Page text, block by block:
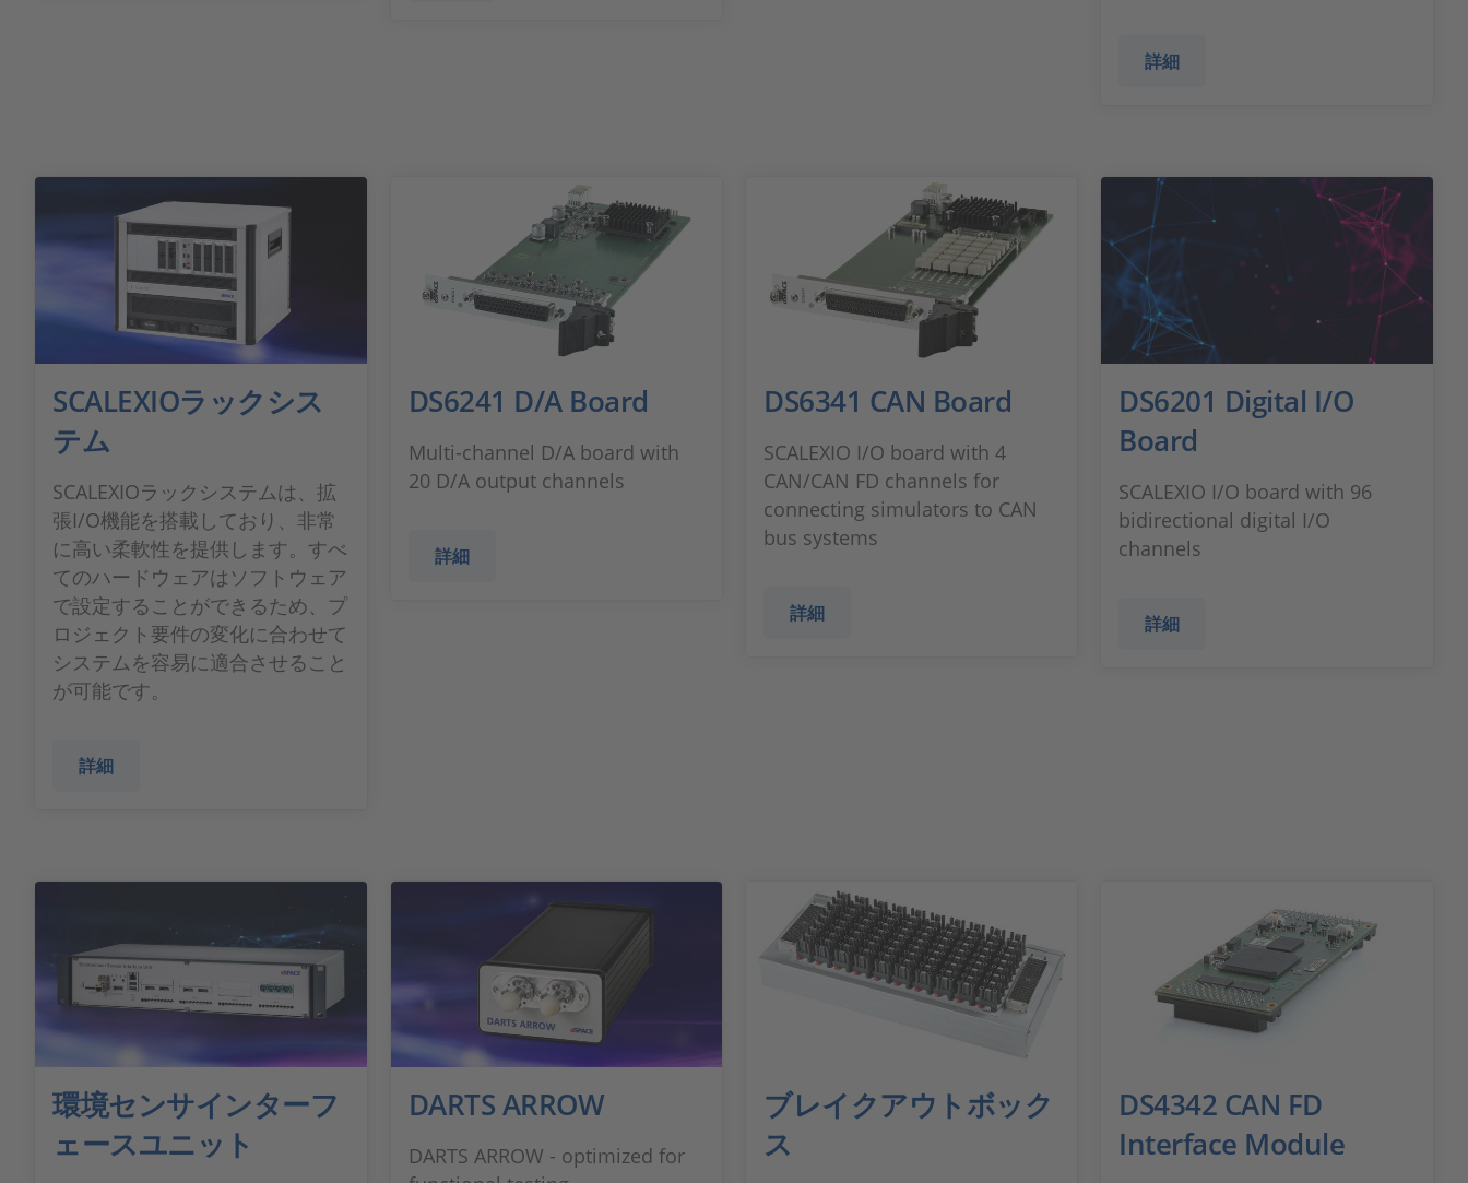
詳細
SCALEXIOラックシス
テム
SCALEXIOラックシステムは、拡
張I/O機能を搭載しており、非常
に高い柔軟性を提供します。すべ
てのハードウェアはソフトウェア
で設定することができるため、プ
ロジェクト要件の変化に合わせて
システムを容易に適合させること
が可能です。
詳細
DS6241 D/A Board
Multi-channel D/A board with
20 D/A output channels
詳細
DS6341 CAN Board
SCALEXIO I/O board with 4
CAN/CAN FD channels for
connecting simulators to CAN
bus systems
詳細
DS6201 Digital I/O
Board
SCALEXIO I/O board with 96
bidirectional digital I/O
channels
詳細
環境センサインターフ
ェースユニット
DARTS ARROW
DARTS ARROW - optimized for
ブレイクアウトボック
ス
DS4342 CAN FD
Interface Module